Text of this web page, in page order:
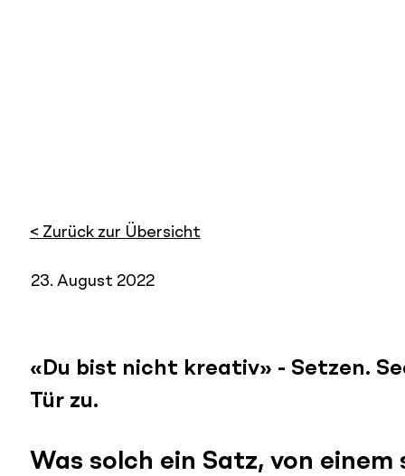
«Du bist nicht kreativ» - Setzen.
Tür zu.
Was solch ein Satz, von einem
23. August 2022
< Zurück zur Übersicht